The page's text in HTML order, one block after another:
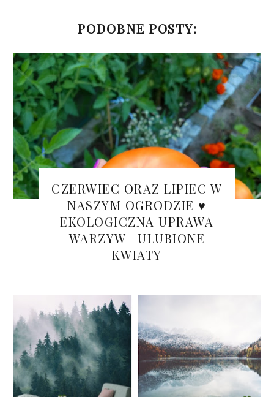
PODOBNE POSTY:
CZERWIEC ORAZ LIPIEC W
NASZYM OGRODZIE ♥
EKOLOGICZNA UPRAWA
WARZYW | ULUBIONE
KWIATY